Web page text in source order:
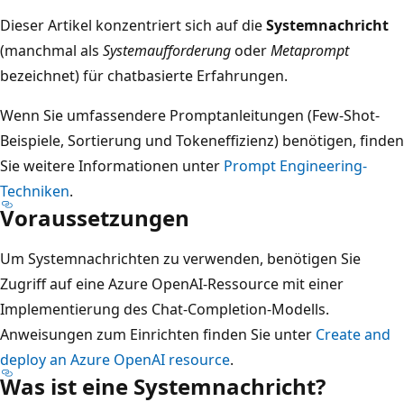
Dieser Artikel konzentriert sich auf dieSystemnachricht
(manchmal als SystemaufforderungoderMetaprompt
bezeichnet) für chatbasierte Erfahrungen.
Wenn Sie umfassendere Promptanleitungen (Few-Shot-
Beispiele, Sortierung und Tokeneffizienz) benötigen, finden
Sie weitere Informationen unter Prompt Engineering-
Techniken.
Voraussetzungen
Um Systemnachrichten zu verwenden, benötigen Sie
Zugriff auf eine Azure OpenAI-Ressource mit einer
Implementierung des Chat-Completion-Modells.
Anweisungen zum Einrichten finden Sie unter Create and
deploy an Azure OpenAI resource.
Was ist eine Systemnachricht?